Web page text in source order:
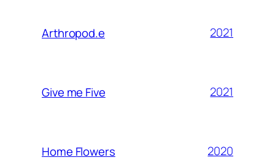
Arthropod.e 2021
Give me Five 2021
Home Flowers 2020